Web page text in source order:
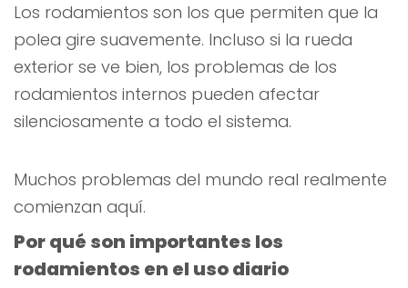
Los rodamientos son los que permiten que la
polea gire suavemente. Incluso si la rueda
exterior se ve bien, los problemas de los
rodamientos internos pueden afectar
silenciosamente a todo el sistema.
Muchos problemas del mundo real realmente
comienzan aquí.
Por qué son importantes los
rodamientos en el uso diario